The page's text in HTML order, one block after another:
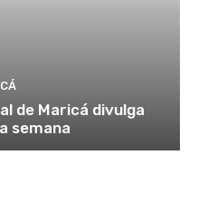
de Maricá divulga
semana